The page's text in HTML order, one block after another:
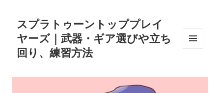
スプラトゥーントッププレイ
ヤーズ｜武器・ギア選びや立ち
回り、練習方法
ット